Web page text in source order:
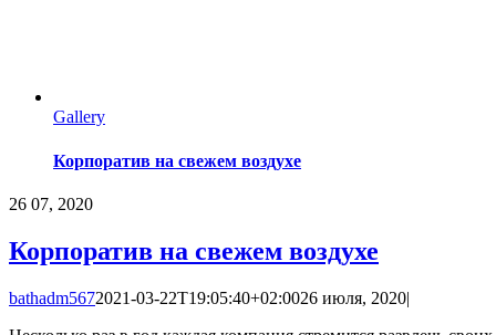
Gallery
Корпоратив на свежем воздухе
26 07, 2020
Корпоратив на свежем воздухе
bathadm5672021-03-22T19:05:40+02:0026 июля, 2020|